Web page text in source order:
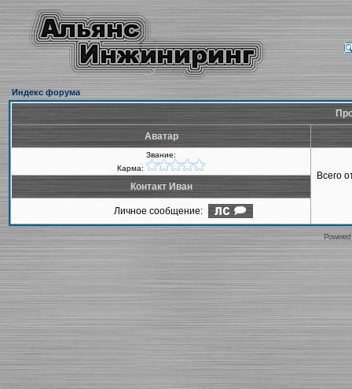
Индекс форума
Аватар
Звание:
Карма:
Всего
Контакт Иван
Личное сообщение: